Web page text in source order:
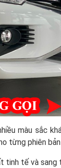
màu sắc
từng phiên
tinh tế và sang